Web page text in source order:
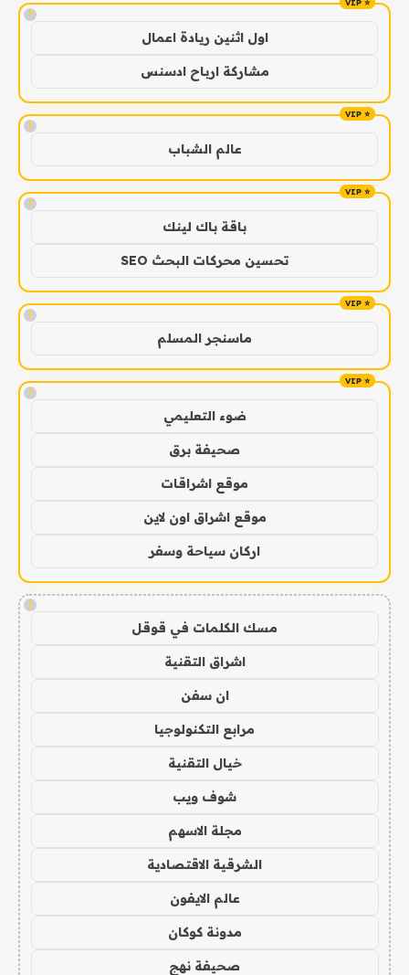
!
اول اثنين ريادة اعمال
مشاركة ارباح ادسنس
!
عالم الشباب
!
باقة باك لينك
تحسين محركات البحث SEO
!
ماسنجر المسلم
!
ضوء التعليمي
صحيفة برق
موقع اشراقات
موقع اشراق اون لاين
اركان سياحة وسفر
!
مسك الكلمات في قوقل
اشراق التقنية
ان سفن
مرابع التكنولوجيا
خيال التقنية
شوف ويب
مجلة الاسهم
الشرقية الاقتصادية
عالم الايفون
مدونة كوكان
صحيفة نهج